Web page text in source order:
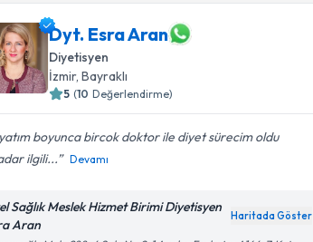
Dyt. Esra Aran
Diyetisyen
İzmir, Bayraklı
5 (10 Değerlendirme)
boyunca bircok doktor ile diyet sürecim oldu
ilgili...
Devamı
Sağlık Meslek Hizmet Birimi Diyetisyen
Aran
Haritada Göster